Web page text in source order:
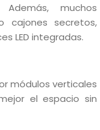
muchos
cajones secretos,
LED integradas.
módulos verticales
el espacio sin